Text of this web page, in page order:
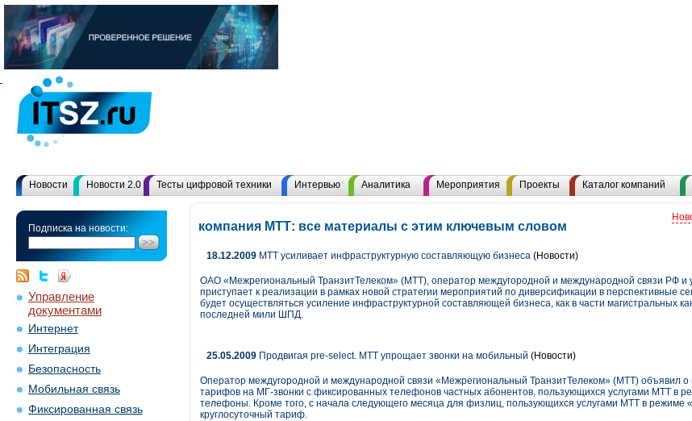
Новости Новости 2.0 Тесты цифровой техники Интервью Аналитика Мероприятия Проекты Каталог компаний
Подписка на новости:
Управление
документами
Интернет
Интеграция
Безопасность
Мобильная связь
Фиксированная связь
компания МТТ: все материалы с этим ключевым словом
18.12.2009 МТТ усиливает инфраструктурную составляющую бизнеса (Новости)
ОАО «Межрегиональный ТранзитТелеком» (МТТ), оператор междугородной и международной связи РФ и
приступает к реализации в рамках новой стратегии мероприятий по диверсификации в перспективные
будет осуществляться усиление инфраструктурной составляющей бизнеса, как в части магистральных
последней мили ШПД.
25.05.2009 Продвигая pre-select. МТТ упрощает звонки на мобильный (Новости)
Оператор междугородной и международной связи «Межрегиональный ТранзитТелеком» (МТТ) объявил о
тарифов на МГ-звонки с фиксированных телефонов частных абонентов, пользующихся услугами МТТ в
телефоны. Кроме того, с начала следующего месяца для физлиц, пользующихся услугами МТТ в режиме
круглосуточный тариф.